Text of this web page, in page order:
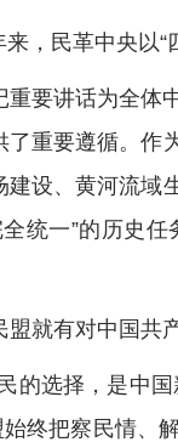
革中央以“四
讲话为全体
重要遵循。
设、黄河流
统一”的历史
有对中国共产
选择，是中国
终把察民情